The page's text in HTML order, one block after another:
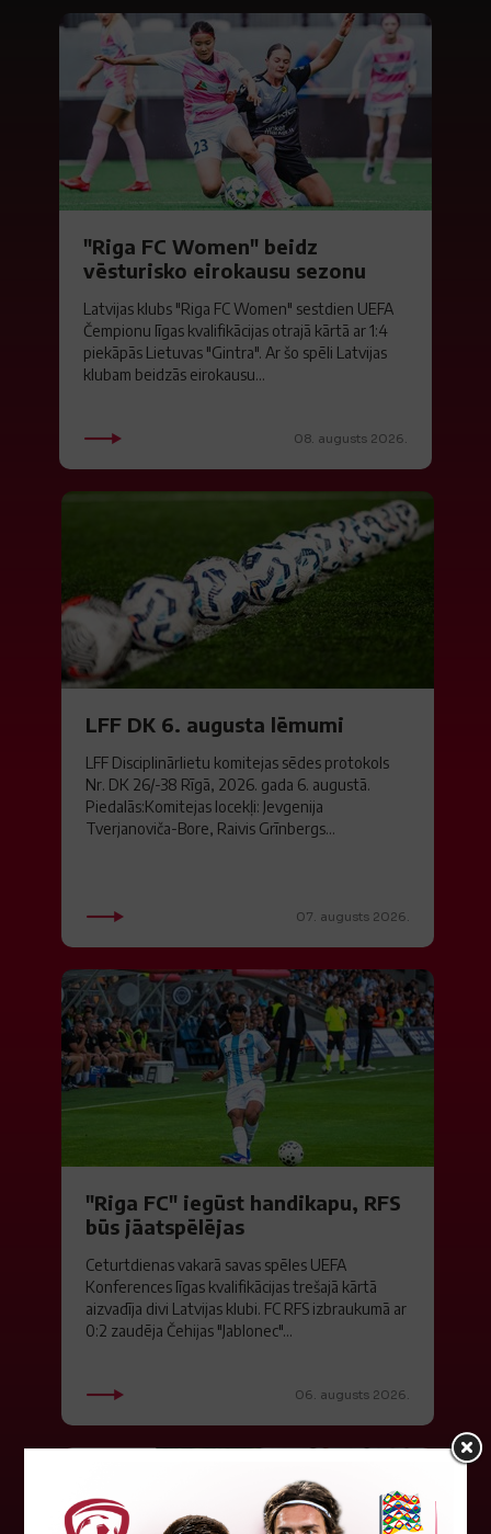
"Riga FC Women" beidz
vēsturisko eirokausu sezonu
Latvijas klubs "Riga FC Women" sestdien UEFA
Čempionu līgas kvalifikācijas otrajā kārtā ar 1:4
piekāpās Lietuvas "Gintra". Ar šo spēli Latvijas
klubam beidzās eirokausu...
08. augusts 2026.
LFF DK 6. augusta lēmumi
LFF Disciplinārlietu komitejas sēdes protokols
Nr. DK 26/-38 Rīgā, 2026. gada 6. augustā.
Piedalās:Komitejas locekļi: Jevgenija
Tverjanoviča-Bore, Raivis Grīnbergs...
07. augusts 2026.
"Riga FC" iegūst handikapu, RFS
būs jāatspēlējas
Ceturtdienas vakarā savas spēles UEFA
Konferences līgas kvalifikācijas trešajā kārtā
aizvadīja divi Latvijas klubi. FC RFS izbraukumā ar
0:2 zaudēja Čehijas "Jablonec"...
06. augusts 2026.